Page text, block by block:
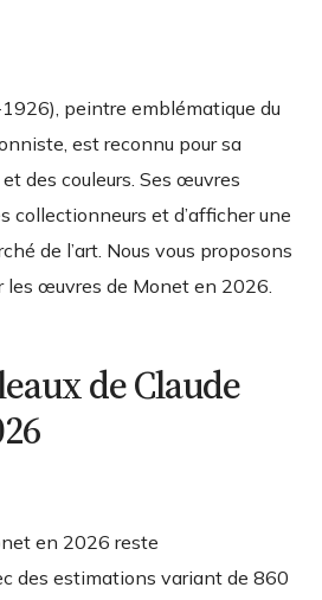
peintre emblématique du
est reconnu pour sa
des couleurs. Ses œuvres
collectionneurs et d’afficher une
de l’art. Nous vous proposons
les œuvres de Monet en 2026.
de Claude
en 2026 reste
des estimations variant de 860